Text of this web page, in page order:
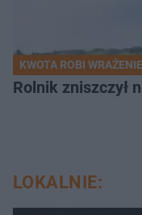
KWOTA ROBI WRAŻENIE
Rolnik zniszczył
LOKALNIE: